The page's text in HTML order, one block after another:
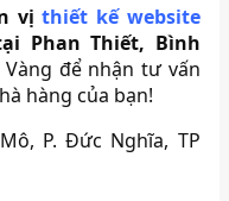
vịthiết kế website
Phan Thiết, Bình
để nhận tư vấn
hàng của bạn!
P. Đức Nghĩa, TP